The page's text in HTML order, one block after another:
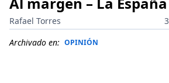
Rafael Torres
Archivado en: OPINIÓN